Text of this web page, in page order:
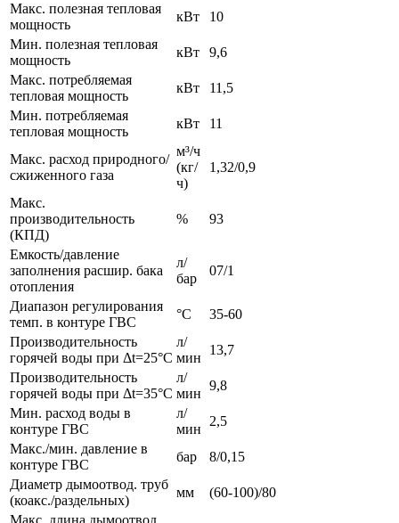
Макс. полезная тепловая
мощность
кВт
10
Мин. полезная тепловая
мощность
кВт
9,6
Макс. потребляемая
тепловая мощность
кВт
11,5
Мин. потребляемая
тепловая мощность
кВт 11
Макс. расход природного/
сжиженного газа
м³/ч
(кг/
ч)
1,32/0,9
Макс.
производительность
(КПД)
% 93
Емкость/давление
заполнения расшир. бака
отопления
л/
бар
07/1
Диапазон регулирования
темп. в контуре ГВС
°С
35-60
Производительность
горячей воды при Δt=25°С
л/
мин
13,7
Производительность
горячей воды при Δt=35°С
л/
мин
9,8
Мин. расход воды в
контуре ГВС
л/
мин
2,5
Макс./мин. давление в
контуре ГВС
бар
8/0,15
Диаметр дымоотвод. труб
(коакс./раздельных)
мм
(60-100)/80